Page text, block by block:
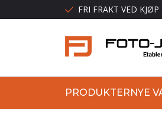
FRI FRAKT VED
PRODUKTERNYE